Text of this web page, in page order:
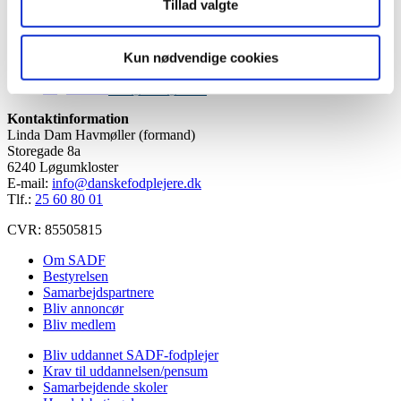
Tillad valgte
Kun nødvendige cookies
vælges
på
varesiden
HVID T-shirt med logo
Kontaktinformation
Linda Dam Havmøller (formand)
Storegade 8a
6240 Løgumkloster
E-mail: info@danskefodplejere.dk
Tlf.: 25 60 80 01
CVR: 85505815
Om SADF
Bestyrelsen
Samarbejdspartnere
Bliv annoncør
Bliv medlem
Bliv uddannet SADF-fodplejer
Krav til uddannelsen/pensum
Samarbejdende skoler